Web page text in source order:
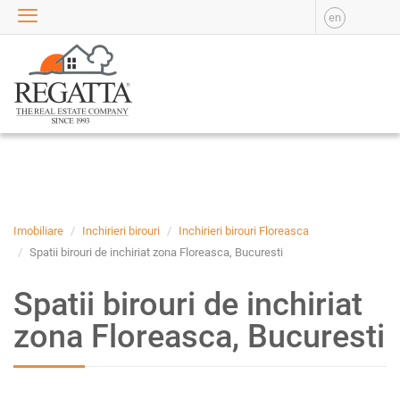
en
Imobiliare Inchirieri birouri
Inchirieri birouri Floreasca
Spatii birouri de inchiriat zona Floreasca, Bucuresti
Spatii birouri de inchiriat
zona Floreasca, Bucuresti
VANZARE
APARTAMENTE DE
VANZARE
APARTAMENTE NOI DE
VANZARE
SPATII INDUSTRIALE DE
TERENURI DE VANZARE
INCHIRIERE
APARTAMENTE DE
INCHIRIAT